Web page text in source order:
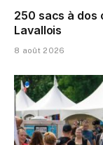
250 sacs à
Lavallois
8 août 2026